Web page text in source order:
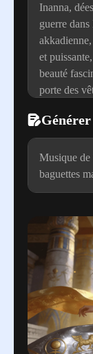
Inanna,
guerre
et
beauté
porte des
sa
divins et
distinctive à
son autorité
Musique de
baguettes